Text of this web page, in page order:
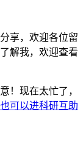
享，欢迎各位留
解我，欢迎查看
！现在太忙了，
可以进科研互助